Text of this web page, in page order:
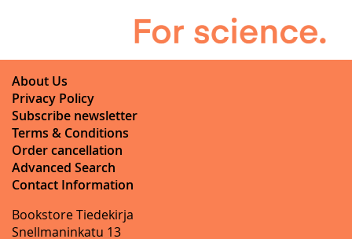
About Us
Privacy Policy
Subscribe newsletter
Terms & Conditions
Order cancellation
Advanced Search
Contact Information
Bookstore Tiedekirja
Snellmaninkatu 13